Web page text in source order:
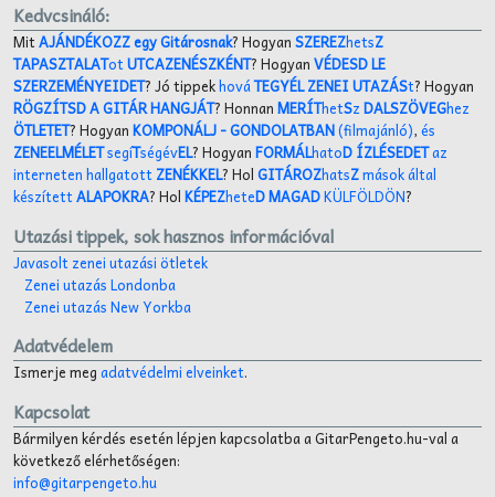
Kedvcsináló:
MitAJÁNDÉKOZZ egy Gitárosnak? HogyanSZEREZhetsZ
TAPASZTALATotUTCAZENÉSZKÉNT? HogyanVÉDESD LE
SZERZEMÉNYEIDET? Jó tippekhováTEGYÉL ZENEI UTAZÁSt? Hogyan
RÖGZÍTSD A GITÁR HANGJÁT? HonnanMERÍThetSzDALSZÖVEGhez
ÖTLETET? HogyanKOMPONÁLJ- GONDOLATBAN(filmajánló),és
ZENEELMÉLETsegíTségévEL? HogyanFORMÁLhatoD ÍZLÉSEDETaz
interneten hallgatott ZENÉKKEL? HolGITÁROZhatsZmások által
készítettALAPOKRA? HolKÉPEZheteD MAGADKÜLFÖLDÖN?
Utazási tippek, sok hasznos információval
Javasolt zenei utazási ötletek
Zenei utazás Londonba
Zenei utazás New Yorkba
Adatvédelem
Ismerje megadatvédelmi elveinket.
Kapcsolat
Bármilyen kérdés esetén lépjen kapcsolatba a GitarPengeto.hu-val a
következő elérhetőségen:
info@gitarpengeto.hu